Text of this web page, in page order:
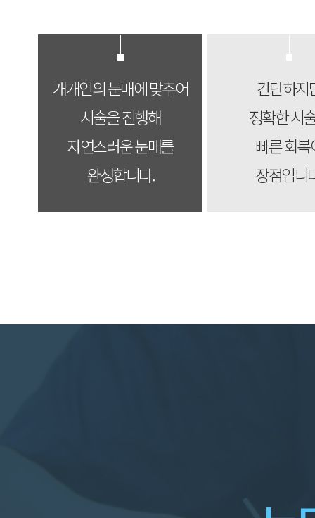
개개인의 눈매에 맞추어
시술을 진행해
자연스러운 눈매를
완성합니다.
간단하지
정확한 시
빠른 회복
장점입니